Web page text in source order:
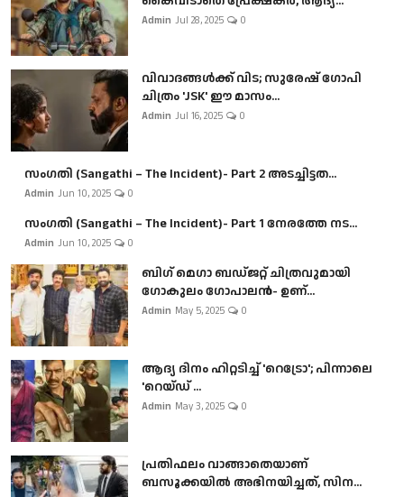
Admin Jul 28, 2025 0
വിവാദങ്ങൾക്ക് വിട; സുരേഷ് ഗോപി
ചിത്രം 'JSK' ഈ മാസം...
Admin Jul 16, 2025 0
സംഗതി (Sangathi – The Incident)- Part 2 അടച്ചിട്ടത...
Admin Jun 10, 2025 0
സംഗതി (Sangathi – The Incident)- Part 1 നേരത്തേ നട...
Admin Jun 10, 2025 0
ബി​ഗ് മെഗാ ബഡ്ജറ്റ് ചിത്രവുമായി
ഗോകുലം ഗോപാലൻ- ഉണ്...
Admin May 5, 2025 0
ആദ്യ ദിനം ഹിറ്റടിച്ച് 'റെട്രോ'; പിന്നാലെ
'റെയ്ഡ് ...
Admin May 3, 2025 0
പ്രതിഫലം വാങ്ങാതെയാണ്
ബസൂക്കയില്‍ അഭിനയിച്ചത്, സിന...